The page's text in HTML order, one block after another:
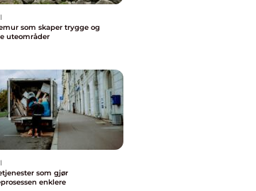
som skaper trygge og
uteområder
som gjør
enklere